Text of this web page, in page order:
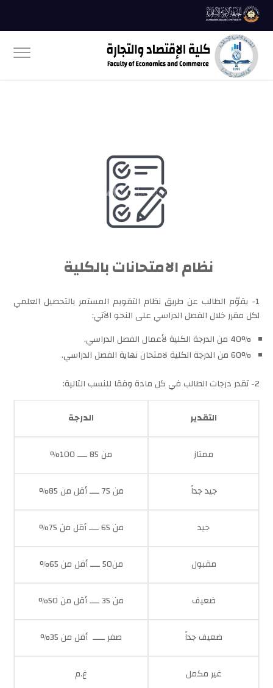
نظام الامتحانات بالكلية
1- يقوّم الطالب عن طريق نظام التقويم المستمر بالتحصيل العلمي
لكل مقرر خلال الفصل الدراسي على النحو الآتي:
40% من الدرجة الكلية لأعمال الفصل الدراسي.
60% من الدرجة الكلية لامتحان نهاية الفصل الدراسي.
2- تقدر درجات الطالب في كل مادة وفقا للنسب التالية:
التقدير الدرجة
ممتاز من 85 ــــ 100%
جيد جداً من 75 ــــ أقل من 85%
جيد من 65 ــــ أقل من 75%
مقبول من50 ــــ أقل من 65%
ضعيف من 35 ــــ أقل من 50%
ضعيف جداً صفر ـــــ أقل من 35%
غير مكمل غ.م